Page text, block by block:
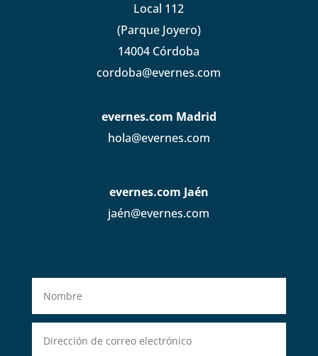
Local 112
(Parque Joyero)
14004 Córdoba
cordoba@evernes.com
evernes.com Madrid
hola@evernes.com
evernes.com Jaén
jaén@evernes.com